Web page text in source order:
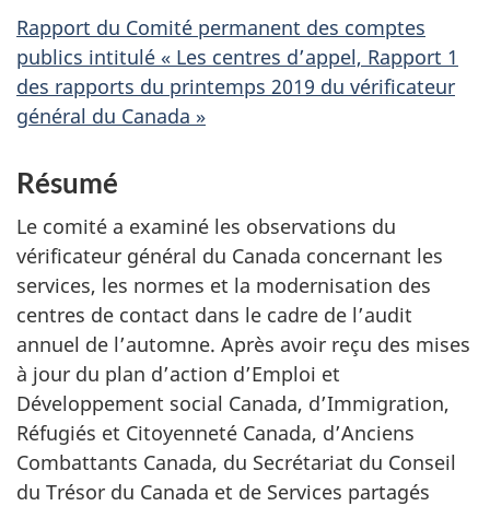
Rapport du Comité permanent des comptes
publics intitulé « Les centres d’appel, Rapport 1
des rapports du printemps 2019 du vérificateur
général du Canada »
Résumé
Le comité a examiné les observations du
vérificateur général du Canada concernant les
services, les normes et la modernisation des
centres de contact dans le cadre de l’audit
annuel de l’automne. Après avoir reçu des mises
à jour du plan d’action d’Emploi et
Développement social Canada, d’Immigration,
Réfugiés et Citoyenneté Canada, d’Anciens
Combattants Canada, du Secrétariat du Conseil
du Trésor du Canada et de Services partagés